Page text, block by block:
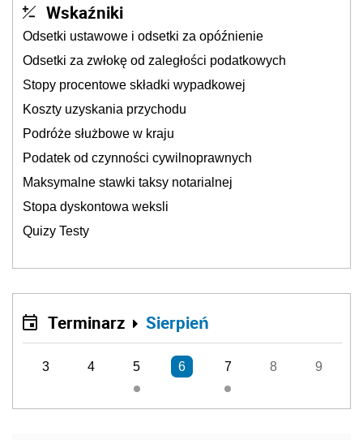
Wskaźniki
Odsetki ustawowe i odsetki za opóźnienie
Odsetki za zwłokę od zaległości podatkowych
Stopy procentowe składki wypadkowej
Koszty uzyskania przychodu
Podróże służbowe w kraju
Podatek od czynności cywilnoprawnych
Maksymalne stawki taksy notarialnej
Stopa dyskontowa weksli
Quizy Testy
Terminarz Sierpień
3 4 5 6 7 8 9